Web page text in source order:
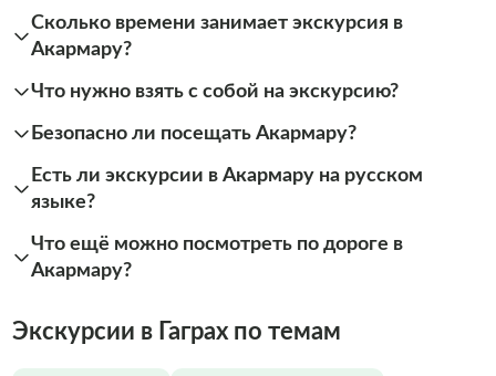
Сколько времени занимает экскурсия в
Акармару?
Что нужно взять с собой на экскурсию?
Безопасно ли посещать Акармару?
Есть ли экскурсии в Акармару на русском
языке?
Что ещё можно посмотреть по дороге в
Акармару?
Экскурсии в Гаграх по темам